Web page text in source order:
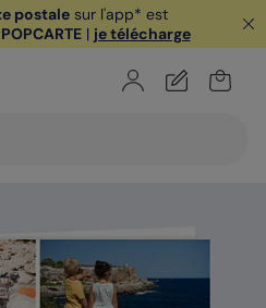
postale sur l'app* est
POPCARTE| je télécharge